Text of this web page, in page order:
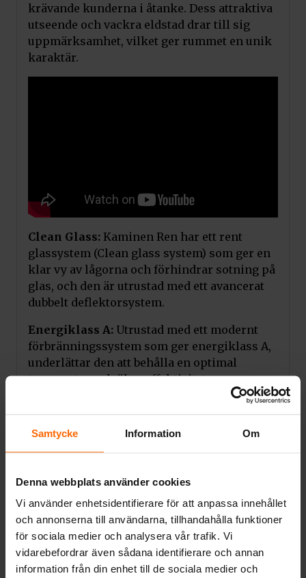
Samtycke Information Om
Denna webbplats använder cookies
Vi använder enhetsidentifierare för att anpassa innehållet
och annonserna till användarna, tillhandahålla funktioner
för sociala medier och analysera vår trafik. Vi
vidarebefordrar även sådana identifierare och annan
information från din enhet till de sociala medier och
Lägg till i varukorg
Tilluftsanslutningskit Ø100
Pris:1 295kr
Art.nr. 11923SP
krävande kunderna i åtanke. Dess attraktiva
utseende och vackra eldstad drar till sig
uppmärksamhet, vilket ger rummet en unik
karaktär.
Clean Glass: Kaminen Ren har ett rent
glassystem (Clean glass system) som ger en
klar vy av lågorna och förhindrar sotning på
glas, och den är utrustad med ett avancerat
dubbelt deflektorsystem.
Energiklass A: Utrustad med ett modernt
förbränningssystem som ger energiklass A,
underlättar den att behålla en optimal
temperatur och ökar effektiviteten av
fodrad med material som är
motståndskraftigt mot hög temperatur,
hållbarhet.
Justerbara fötter:Justerbara M10-fötter
möjliggör enkel anpassning av enheten till
ojämn golvyta, vilket garanterar stabilitet
och säker användning.